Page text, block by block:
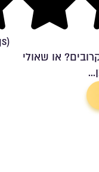
או שאולי